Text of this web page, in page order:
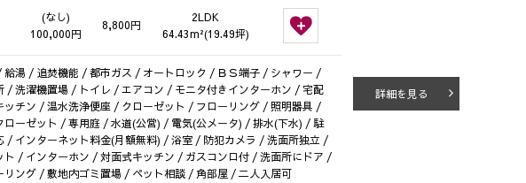
(なし)
100,000円
8,800円
2LDK
64.43m²(19.49坪)
詳細を見る
給湯 / 追焚機能 / 都市ガス / オートロック / ＢＳ端子 / シャワー /
/ 洗濯機置場 / トイレ / エアコン / モニタ付きインターホン / 宅配
チン / 温水洗浄便座 / クローゼット / フローリング / 照明器具 /
ローゼット / 専用庭 / 水道(公営) / 電気(公メータ) / 排水(下水) / 駐
/ インターネット料金(月額無料) / 浴室 / 防犯カメラ / 洗面所独立 /
ト / インターホン / 対面式キッチン / ガスコンロ付 / 洗面所にドア /
リング / 敷地内ゴミ置場 / ペット相談 / 角部屋 / 二人入居可